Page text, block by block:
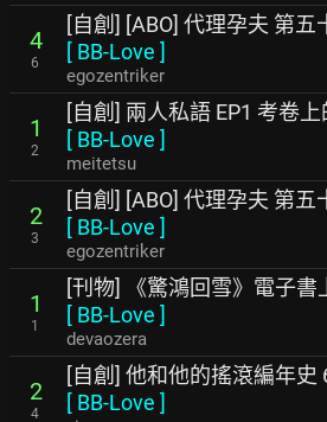
4
6
[自創] [ABO] 代理孕夫 第五
[ BB-Love ]
egozentriker
1
2
[自創] 兩人私語 EP1 考卷
[ BB-Love ]
meitetsu
2
3
[自創] [ABO] 代理孕夫 第五
[ BB-Love ]
egozentriker
1
1
[刊物] 《驚鴻回雪》電子書
[ BB-Love ]
devaozera
2
4
[自創] 他和他的搖滾編年史
[ BB-Love ]